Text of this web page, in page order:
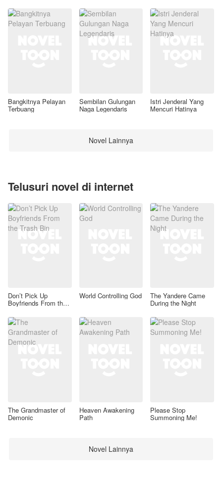
Bangkitnya Pelayan
Terbuang
Sembilan Gulungan
Naga Legendaris
Istri Jenderal Yang
Mencuri Hatinya
Novel Lainnya
Telusuri novel di internet
Don’t Pick Up
Boyfriends From the
World Controlling God The Yandere Came
During the Night
The Grandmaster of
Demonic
Heaven Awakening
Path
Please Stop
Summoning Me!
Novel Lainnya